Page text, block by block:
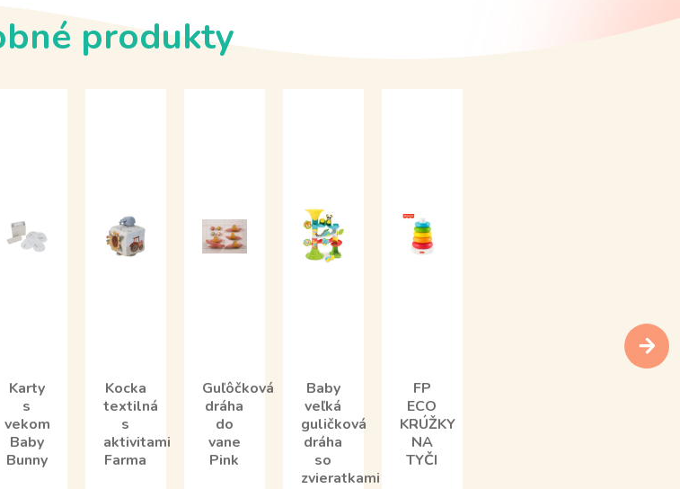
produkty
Karty
s
vekom
Baby
Bunny
Kocka
textilná
s
aktivitami
Farma
Guľôčková
dráha
do
vane
Pink
Baby
veľká
guličková
dráha
so
zvieratkami
FP
ECO
KRÚŽKY
NA
TYČI